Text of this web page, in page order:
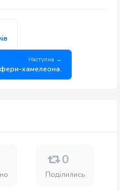
Наступна →
хамелеона.
0
Поділились